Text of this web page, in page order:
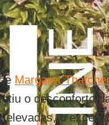
Margaret
o desconforto
o